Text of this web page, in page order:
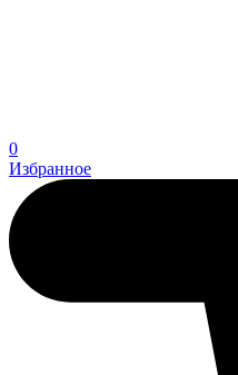
0
Избранное